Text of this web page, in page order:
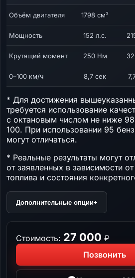
Объём двигателя 1798 см³
Мощность 152 л.с.
Крутящий момент 250 Нм
0–100 км/ч 8,7 сек
* Для достижения
требуется использование
с октановым числом не ниже
100. При использовании 95
могут отличаться.
* Реальные результаты могут
от заявленных в зависимости
топлива и состояния
Дополнительные опции+
Стоимость: 27 000 ₽
Позвонить